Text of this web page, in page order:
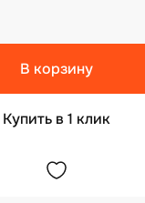
В корзину
Купить в 1 клик